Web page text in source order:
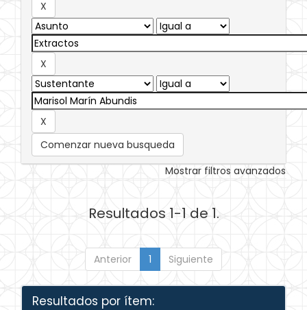
Comenzar nueva busqueda
Mostrar filtros avanzados
Resultados 1-1 de 1.
Anterior 1 Siguiente
Resultados por ítem: